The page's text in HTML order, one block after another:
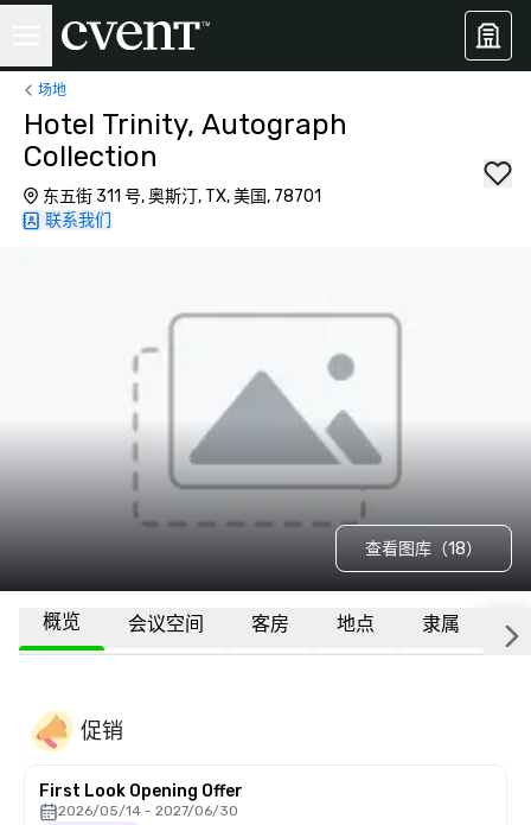
场地
Hotel Trinity, Autograph
Collection
东五街 311 号, 奥斯汀, TX, 美国, 78701
联系我们
查看图库（18）
概览 会议空间 客房 地点 隶属 更
促销
First Look Opening Offer
2026/05/14 - 2027/06/30